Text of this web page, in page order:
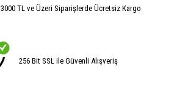
3000 TL ve Üzeri Siparişlerde Ücretsiz Kargo
256 Bit SSL ile Güvenli Alışveriş